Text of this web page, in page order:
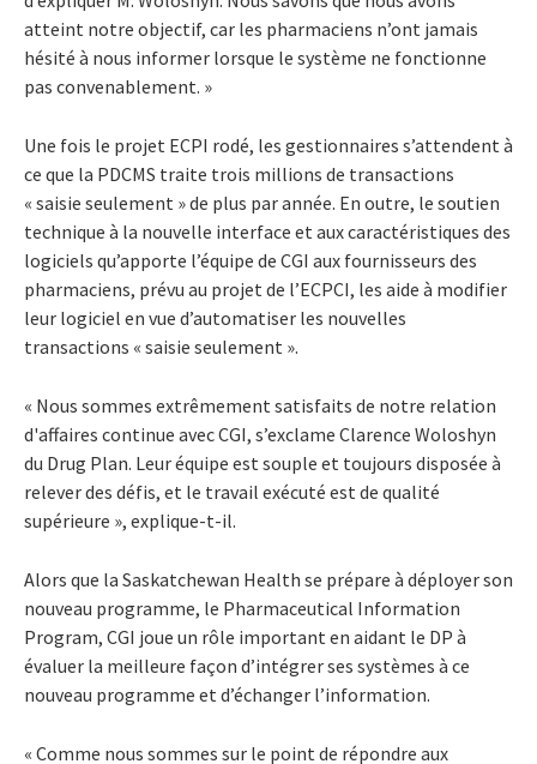
atteint notre objectif, car les pharmaciens n’ont jamais
hésité à nous informer lorsque le système ne fonctionne
pas convenablement. »
Une fois le projet ECPI rodé, les gestionnaires s’attendent à
ce que la PDCMS traite trois millions de transactions
« saisie seulement » de plus par année. En outre, le soutien
technique à la nouvelle interface et aux caractéristiques des
logiciels qu’apporte l’équipe de CGI aux fournisseurs des
pharmaciens, prévu au projet de l’ECPCI, les aide à modifier
leur logiciel en vue d’automatiser les nouvelles
transactions « saisie seulement ».
« Nous sommes extrêmement satisfaits de notre relation
d'affaires continue avec CGI, s’exclame Clarence Woloshyn
du Drug Plan. Leur équipe est souple et toujours disposée à
relever des défis, et le travail exécuté est de qualité
supérieure », explique-t-il.
Alors que la Saskatchewan Health se prépare à déployer son
nouveau programme, le Pharmaceutical Information
Program, CGI joue un rôle important en aidant le DP à
évaluer la meilleure façon d’intégrer ses systèmes à ce
nouveau programme et d’échanger l’information.
« Comme nous sommes sur le point de répondre aux